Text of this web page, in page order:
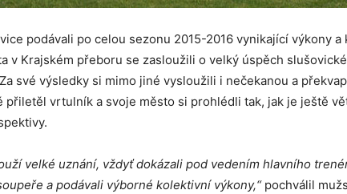
podávali po celou sezonu 2015-2016 vynikající výkony a
v Krajském přeboru se zasloužili o velký úspěch
své výsledky si mimo jiné vysloužili i nečekanou a
přiletěl vrtulník a svoje město si prohlédli tak, jak je ještě
velké uznání, vždyť dokázali pod vedením hlavního
a podávali výborné kolektivní výkony,“pochválil